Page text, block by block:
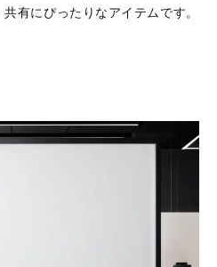
有にぴったりなアイテムです。